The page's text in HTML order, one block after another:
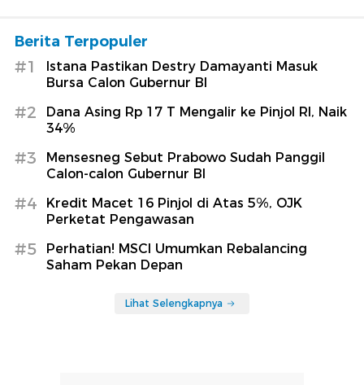
Berita Terpopuler
#1
Istana Pastikan Destry Damayanti Masuk
Bursa Calon Gubernur BI
#2
Dana Asing Rp 17 T Mengalir ke Pinjol RI, Naik
34%
#3
Mensesneg Sebut Prabowo Sudah Panggil
Calon-calon Gubernur BI
#4
Kredit Macet 16 Pinjol di Atas 5%, OJK
Perketat Pengawasan
#5
Perhatian! MSCI Umumkan Rebalancing
Saham Pekan Depan
Lihat Selengkapnya